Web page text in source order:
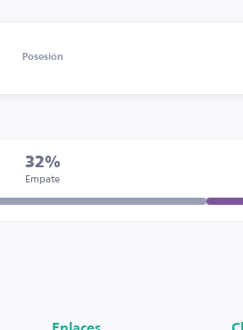
Posesión
32%
Empate